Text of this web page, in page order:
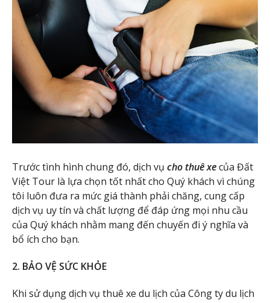
Trước tình hình chung đó, dịch vụ cho thuê xecủa Đất
Việt Tour là lựa chọn tốt nhất cho Quý khách vì chúng
tôi luôn đưa ra mức giá thành phải chăng, cung cấp
dịch vụ uy tín và chất lượng để đáp ứng mọi nhu cầu
của Quý khách nhằm mang đến chuyến đi ý nghĩa và
bổ ích cho bạn.
2. BẢO VỆ SỨC KHỎE
Khi sử dụng dịch vụ thuê xe du lịch của Công ty du lịch